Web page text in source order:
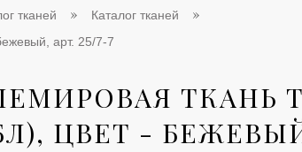
тканей
Каталог тканей
арт. 25/7-7
ТКАНЬ
ЦВЕТ -